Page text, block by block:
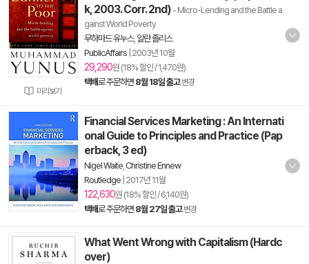
미리보기
k, 2003. Corr. 2nd) - Micro-Lending and the Battle a
gainst World Poverty
무하마드 유누스, 알란 졸리스
PublicAffairs 2003년 10월
29,290원 (18% 할인 / 1,470원)
택배로 주문하면 8월 18일 출고 변경
Financial Services Marketing : An Internati
onal Guide to Principles and Practice (Pap
erback, 3 ed)
Nigel Waite Christine Ennew
Routledge 2017년 11월
122,630원 (18% 할인 / 6,140원)
택배로 주문하면 8월 27일 출고 변경
What Went Wrong with Capitalism (Hardc
over)